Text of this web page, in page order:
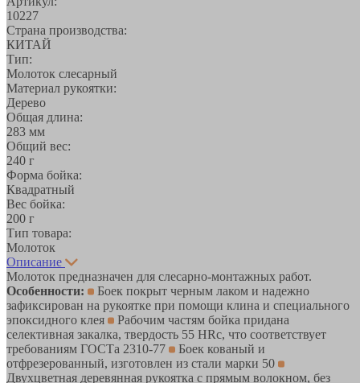
10227
Страна производства:
КИТАЙ
Тип:
Молоток слесарный
Материал рукоятки:
Дерево
Общая длина:
283 мм
Общий вес:
240 г
Форма бойка:
Квадратный
Вес бойка:
200 г
Тип товара:
Молоток
Описание
Молоток предназначен для слесарно-монтажных работ.
Особенности:
Боек покрыт черным лаком и надежно
зафиксирован на рукоятке при помощи клина и специального
эпоксидного клея
Рабочим частям бойка придана
селективная закалка, твердость 55 НRc, что соответствует
требованиям ГОСТа 2310-77
Боек кованый и
отфрезерованный, изготовлен из стали марки 50
Двухцветная деревянная рукоятка c прямым волокном, без